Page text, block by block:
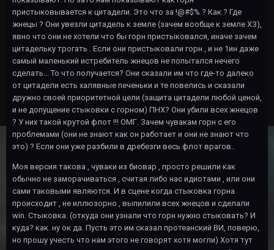
пристыковывается к цитадели. Это что за !@#$% ? Как ? Где
жнецы ? Они увезли цитадель к земле (зачем вообще к земле ХЗ),
явно что они не хотели что бы горн пристыковался, иначе зачем
цитадельку трогать . Если они пристыковали горн , и не 1ин даже
самый маленький истребитель жнецов не попытался нечего
сделать... То что получается? Они сказали им что где-то далеко
от цитадели есть халявные печеньки и те повелись и сказали
дружно своей приоритетной цели (защита цитадели любой ценой,
и не допущение стыковки с горном) ПНХ? Они убили всех жнецов
? У них такой крутой флот !!! ОМГ. Зачем чувакам горн с его
проблемами (они не знают как он работает и они не знают что
это) ? Если они уже разбили в дребезги весь флот врагов..
Моя версия такова , чуваки из биовар , просто решили как
обычно не заморачиваться , считая либо нас идиотами , или они
сами таковыми являются. И в сцене когда стыковка горна
происходит , не иллюзорно , выпилили всех жнецов и сделали
win. Стыковка. (откуда они узнали что горн нужно стыковать? И
куда? как. ну ок да. Пусть это им сказал протеанский ВИ, поверю,
но прошу учесть что нам этого не говорят хотя могли) Хотя тут